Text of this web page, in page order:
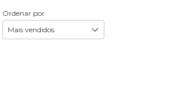
Ordenar por